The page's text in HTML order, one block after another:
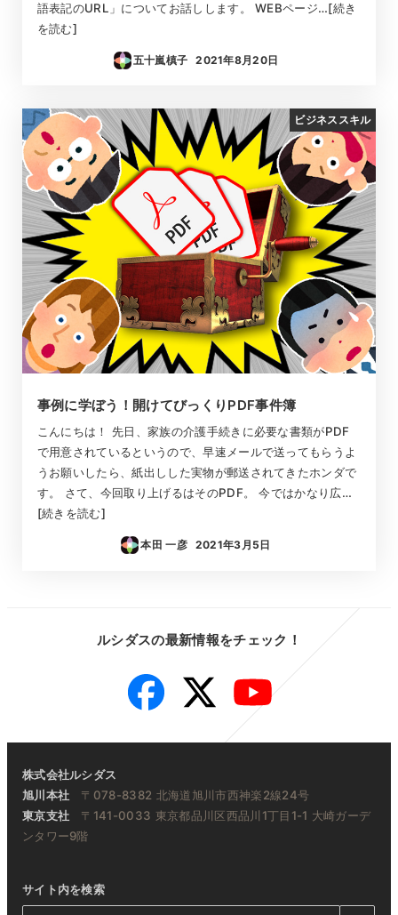
語表記のURL」についてお話しします。 WEBページ…[続き
を読む]
五十嵐槙子
投稿日
2021年8月20日
ビジネススキル
事例に学ぼう！開けてびっくりPDF事件簿
こんにちは！ 先日、家族の介護手続きに必要な書類がPDF
で用意されているというので、早速メールで送ってもらうよ
うお願いしたら、紙出しした実物が郵送されてきたホンダで
す。 さて、今回取り上げるはそのPDF。 今ではかなり広…
[続きを読む]
本田 一彦
投稿日
2021年3月5日
ルシダスの最新情報をチェック！
Facebook Twitter YouTube
株式会社ルシダス
旭川本社 〒078-8382 北海道旭川市西神楽2線24号
東京支社 〒141-0033 東京都品川区西品川1丁目1-1 大崎ガーデ
ンタワー9階
サイト内を検索